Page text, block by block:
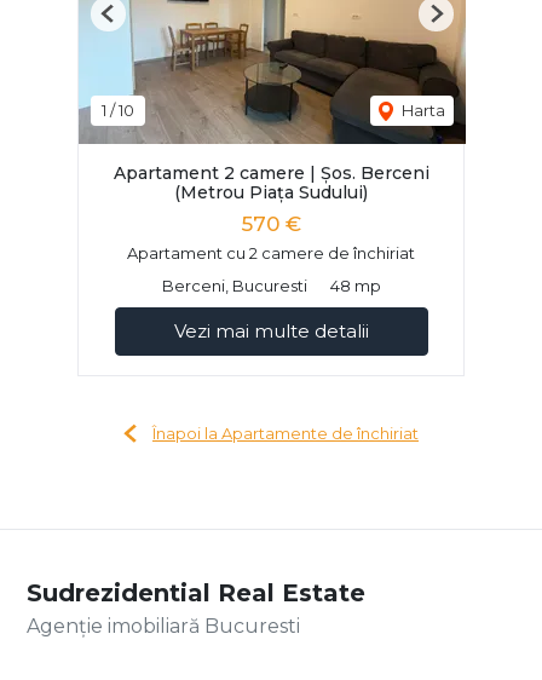
1 /10 Harta
Previous Next
Apartament 2 camere | Șos. Berceni
(Metrou Piața Sudului)
570 €
Apartament cu 2 camere de închiriat
Berceni, Bucuresti
48 mp
Vezi mai multe detalii
Înapoi la Apartamente de închiriat
Sudrezidential Real Estate
Agenție imobiliară Bucuresti